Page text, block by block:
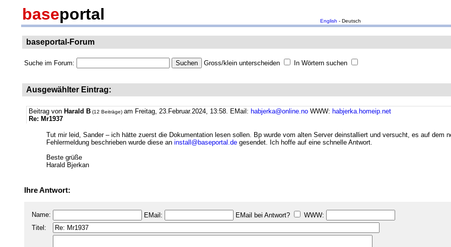
baseportal English - Deutsch
baseportal-Forum
Suche im Forum: Gross/klein unterscheiden In Wörtern suchen
Ausgewählter Eintrag:
Beitrag von Harald B (12 Beiträge) am Freitag, 23.Februar.2024, 13:58. EMail: habjerka@online.no WWW: habjerka.homeip.net
Re: Mr1937
Tut mir leid, Sander – ich hätte zuerst die Dokumentation lesen sollen. Bp wurde vom alten Server deinstalliert und versucht, es auf dem
Fehlermeldung beschrieben wurde diese an install@baseportal.de gesendet. Ich hoffe auf eine schnelle Antwort.
Beste grüße
Harald Bjerkan
Ihre Antwort:
Name: EMail: EMail bei Antwort?
WWW:
Titel: